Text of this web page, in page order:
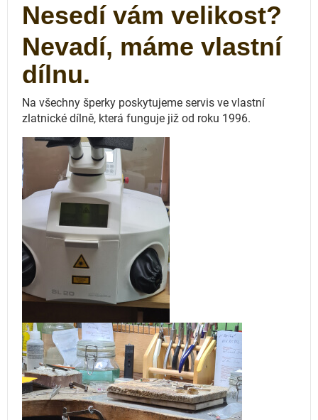
Nesedí vám velikost?
Nevadí, máme vlastní
dílnu.
Na všechny šperky poskytujeme servis ve vlastní
zlatnické dílně, která funguje již od roku 1996.